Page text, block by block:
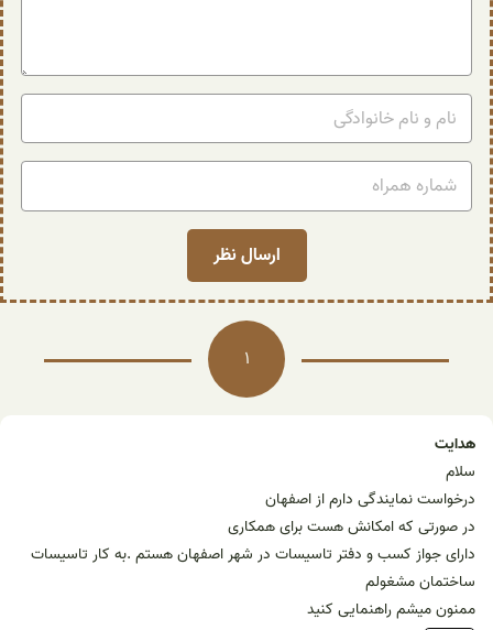
1
هدایت
سلام
درخواست نمایندگی دارم از اصفهان
در صورتی که امکانش هست برای همکاری
دارای جواز کسب و دفتر تاسیسات در شهر اصفهان هستم .به کار تاسیسات
ساختمان مشغولم
ممنون میشم راهنمایی کنید